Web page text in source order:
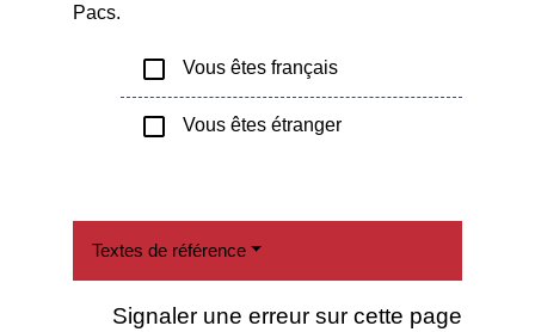
Pacs.
check_box_outline_blank Vous êtes français
check_box_outline_blank Vous êtes étranger
Textes de référence
Signaler une erreur sur cette page